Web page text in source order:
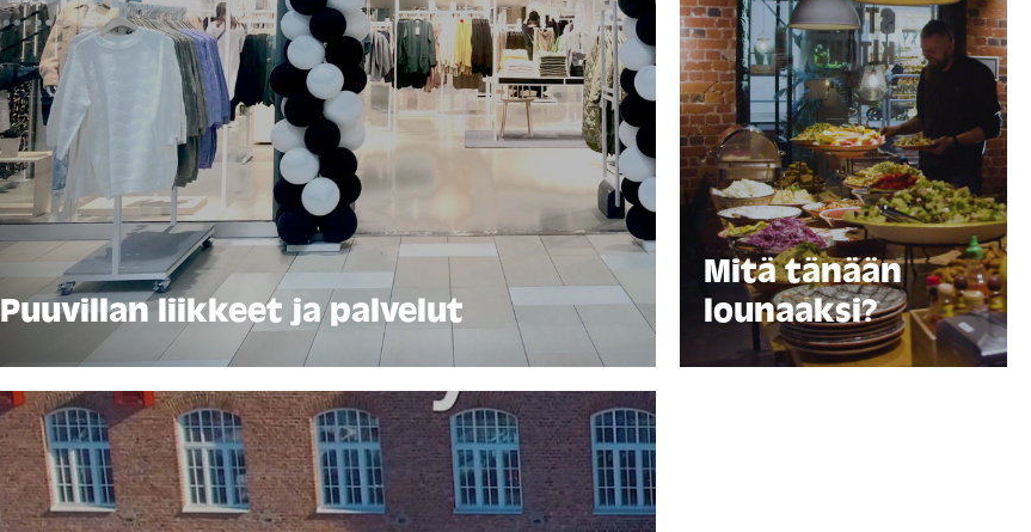
Puuvillan liikkeet ja palvelut
Mitä tänään
lounaaksi?